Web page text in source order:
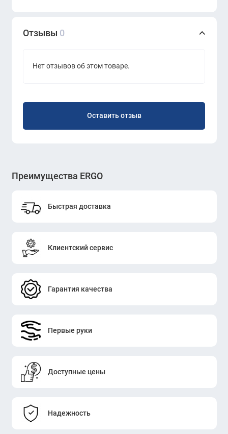
Отзывы 0
Нет отзывов об этом товаре.
Оставить отзыв
Преимущества ERGO
Быстрая доставка
Клиентский сервис
Гарантия качества
Первые руки
Доступные цены
Надежность